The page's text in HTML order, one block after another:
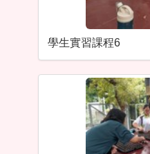
學生實習課程6